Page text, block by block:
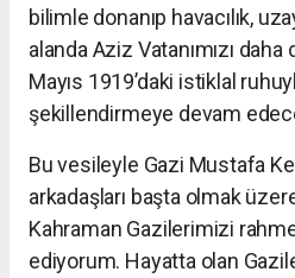
bilimle donanıp havacılık,
alanda Aziz Vatanımızı daha
Mayıs 1919’daki istiklal
şekillendirmeye devam
Bu vesileyle Gazi Mustafa
arkadaşları başta olmak
Kahraman Gazilerimizi
ediyorum. Hayatta olan